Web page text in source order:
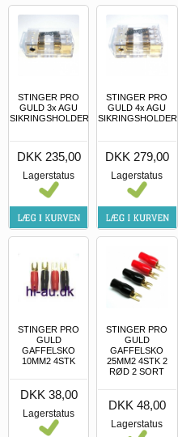
STINGER PRO
GULD 3x AGU
SIKRINGSHOLDER
DKK 235,00
Lagerstatus
STINGER PRO
GULD 4x AGU
SIKRINGSHOLDER
DKK 279,00
Lagerstatus
STINGER PRO
GULD
GAFFELSKO
10MM2 4STK
DKK 38,00
Lagerstatus
STINGER PRO
GULD
GAFFELSKO
25MM2 4STK 2
RØD 2 SORT
DKK 48,00
Lagerstatus